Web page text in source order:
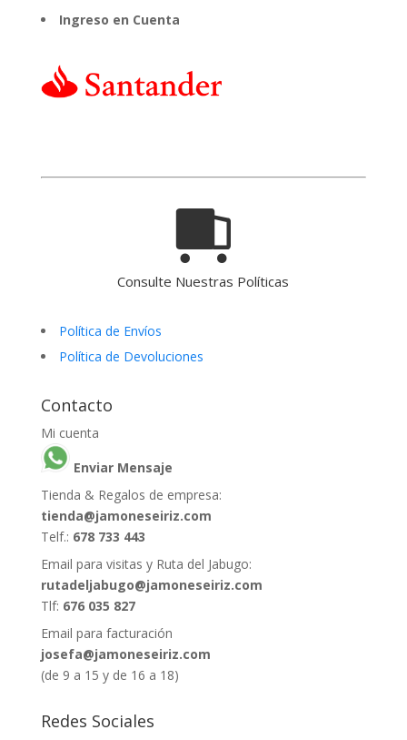
Ingreso en Cuenta
Consulte Nuestras Políticas
Política de Envíos
Política de Devoluciones
Contacto
Mi cuenta
Enviar Mensaje
Tienda & Regalos de empresa:
tienda@jamoneseiriz.com
Telf.: 678 733 443
Email para visitas y Ruta del Jabugo:
rutadeljabugo@jamoneseiriz.com
Tlf: 676 035 827
Email para facturación
josefa@jamoneseiriz.com
(de 9 a 15 y de 16 a 18)
Redes Sociales